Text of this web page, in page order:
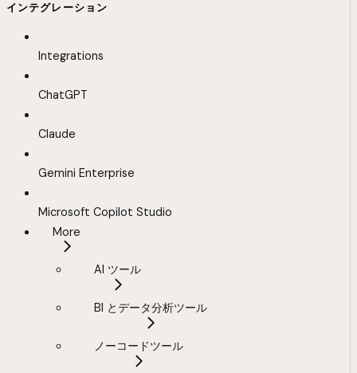
インテグレーション
Integrations
ChatGPT
Claude
Gemini Enterprise
Microsoft Copilot Studio
More
AI ツール
BI とデータ分析ツール
ノーコードツール